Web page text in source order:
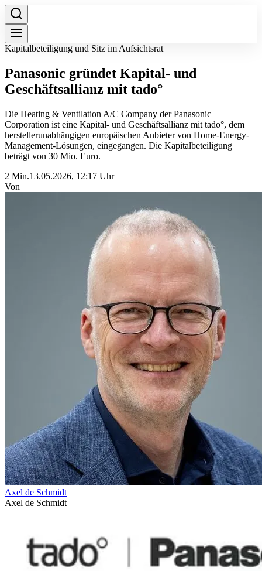
Kapitalbeteiligung und Sitz im Aufsichtsrat
Panasonic gründet Kapital- und
Geschäftsallianz mit tado°
Die Heating & Ventilation A/C Company der Panasonic
Corporation ist eine Kapital- und Geschäftsallianz mit tado°, dem
herstellerunabhängigen europäischen Anbieter von Home-Energy-
Management-Lösungen, eingegangen. Die Kapitalbeteiligung
beträgt von 30 Mio. Euro.
2 Min.13.05.2026, 12:17 Uhr
Von
Axel de Schmidt
Axel de Schmidt